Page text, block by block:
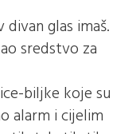
glas imaš.
sredstvo za
biljke koje su
alarm i cijelim